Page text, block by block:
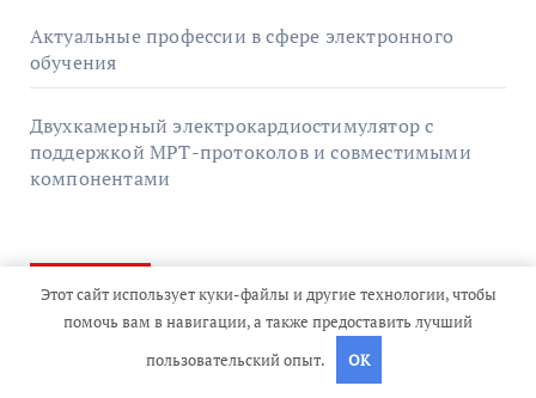
Актуальные профессии в сфере электронного
обучения
Двухкамерный электрокардиостимулятор с
поддержкой МРТ-протоколов и совместимыми
компонентами
Архив
Этот сайт использует куки-файлы и другие технологии, чтобы
помочь вам в навигации, а также предоставить лучший
пользовательский опыт.
OK